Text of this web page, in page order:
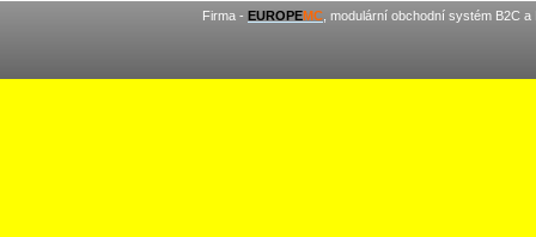
Firma - EUROPEMC , modulární obchodní systém B2C